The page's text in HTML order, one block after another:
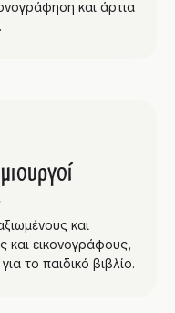
και άρτια
και
και εικονογράφους,
το παιδικό βιβλίο.